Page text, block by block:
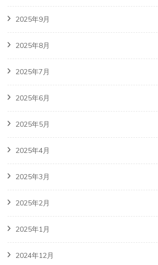
2025年9月
2025年8月
2025年7月
2025年6月
2025年5月
2025年4月
2025年3月
2025年2月
2025年1月
2024年12月